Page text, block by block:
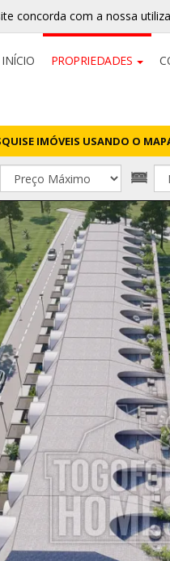
concorda com a nossa
INÍCIO PROPRIEDADES
IMÓVEIS USANDO O